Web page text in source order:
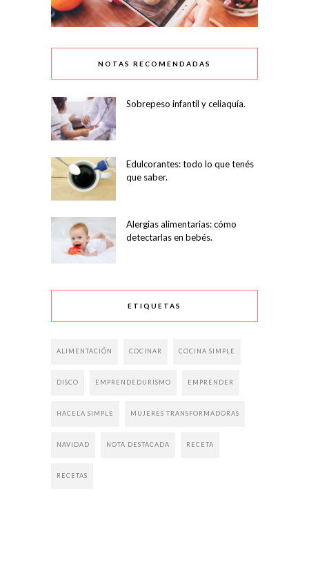
NOTAS RECOMENDADAS
Sobrepeso infantil y celiaquía.
Edulcorantes: todo lo que tenés
que saber.
Alergias alimentarias: cómo
detectarlas en bebés.
ETIQUETAS
ALIMENTACIÓN COCINAR COCINA SIMPLE
DISCO EMPRENDEDURISMO EMPRENDER
HACELA SIMPLE MUJERES TRANSFORMADORAS
NAVIDAD NOTA DESTACADA RECETA
RECETAS